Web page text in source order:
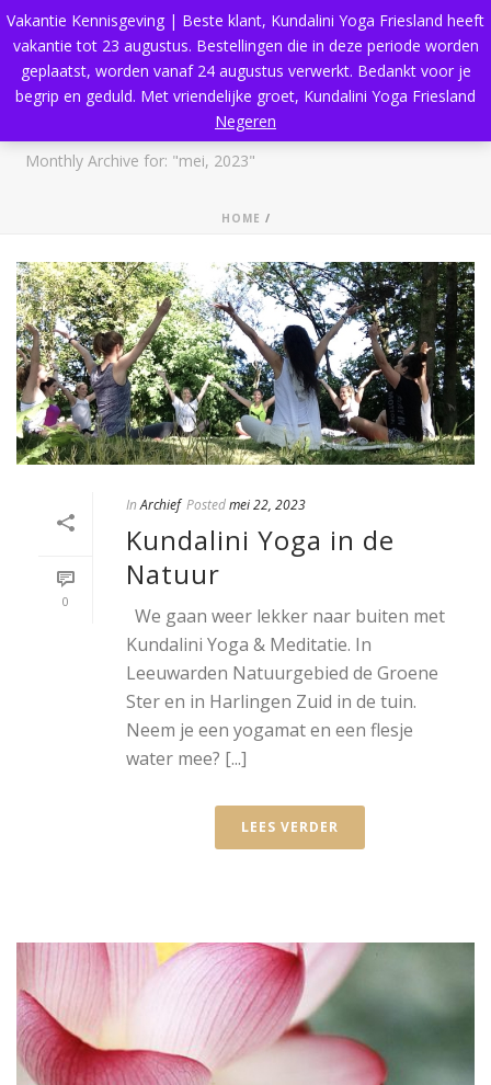
Monthly Archive for: "mei, 2023"
HOME /
0
In Archief Postedmei 22, 2023
Kundalini Yoga in de
Natuur
We gaan weer lekker naar buiten met
Kundalini Yoga & Meditatie. In
Leeuwarden Natuurgebied de Groene
Ster en in Harlingen Zuid in de tuin.
Neem je een yogamat en een flesje
water mee? [...]
LEES VERDER
Vakantie Kennisgeving | Beste klant, Kundalini Yoga Friesland heeft
vakantie tot 23 augustus. Bestellingen die in deze periode worden
geplaatst, worden vanaf 24 augustus verwerkt. Bedankt voor je
begrip en geduld. Met vriendelijke groet, Kundalini Yoga Friesland
Negeren